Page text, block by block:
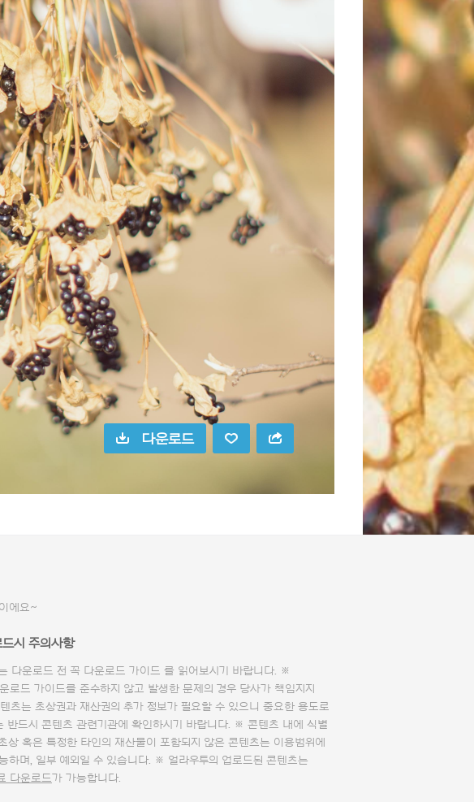
다운로드
에요~
시 주의사항
다운로드 전 꼭 다운로드 가이드 를 읽어보시기 바랍니다. ※
로드 가이드를 준수하지 않고 발생한 문제의 경우 당사가 책임지지
츠는 초상권과 재산권의 추가 정보가 필요할 수 있으니 중요한 용도로
반드시 콘텐츠 관련기관에 확인하시기 바랍니다. ※ 콘텐츠 내에 식별
상 혹은 특정한 타인의 재산물이 포함되지 않은 콘텐츠는 이용범위에
하며, 일부 예외일 수 있습니다. ※ 얼라우투의 업로드된 콘텐츠는
다운로드가 가능합니다.